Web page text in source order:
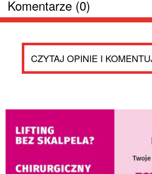
Komentarze (0)
CZYTAJ OPINIE I